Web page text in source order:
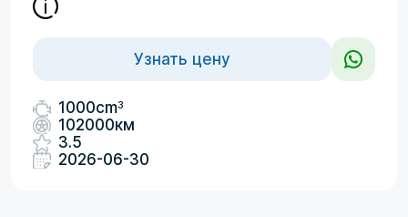
Узнать цену
1000cm3
102000км
3.5
2026-06-30